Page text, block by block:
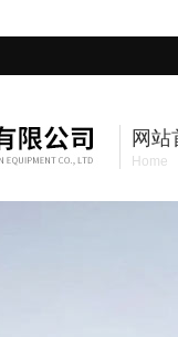
网站
Home